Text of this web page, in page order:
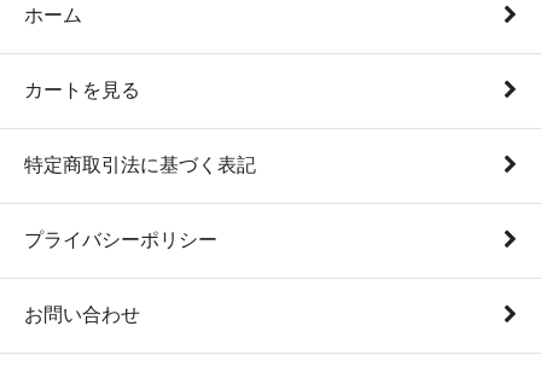
ホーム
カートを見る
特定商取引法に基づく表記
プライバシーポリシー
お問い合わせ